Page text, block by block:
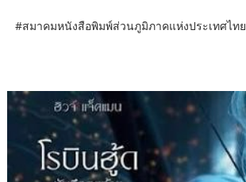
#สมาคมหนังสือพิมพ์ส่วนภูมิภาคแห่งประเทศไทย